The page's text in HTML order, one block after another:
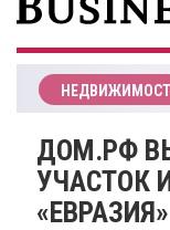
ДОМ.РФ
УЧАСТОК
«ЕВРАЗИЯ»